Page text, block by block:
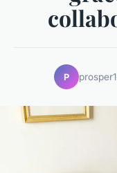
P prosper